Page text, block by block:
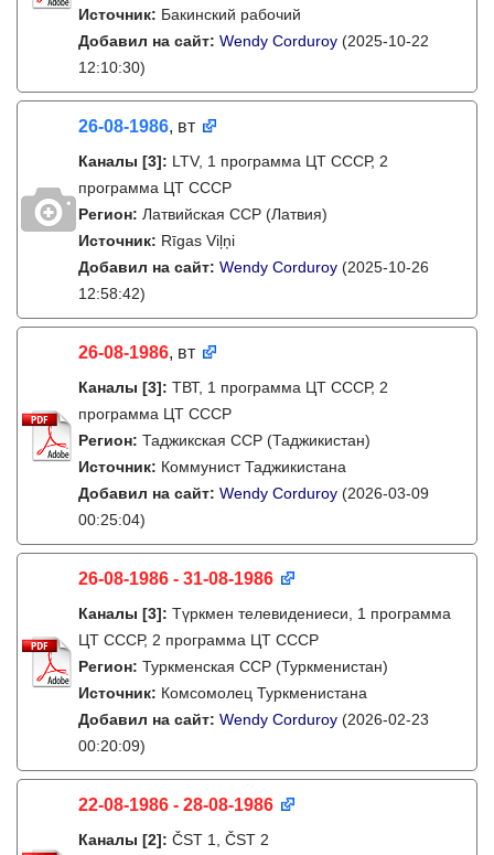
Источник: Бакинский рабочий
Добавил на сайт: Wendy Corduroy (2025-10-22
12:10:30)
26-08-1986, вт
Каналы [3]: LTV, 1 программа ЦТ СССР, 2
программа ЦТ СССР
Регион: Латвийская ССР (Латвия)
Источник: Rīgas Viļņi
Добавил на сайт: Wendy Corduroy (2025-10-26
12:58:42)
26-08-1986, вт
Каналы [3]: ТВТ, 1 программа ЦТ СССР, 2
программа ЦТ СССР
Регион: Таджикская ССР (Таджикистан)
Источник: Коммунист Таджикистана
Добавил на сайт: Wendy Corduroy (2026-03-09
00:25:04)
26-08-1986 - 31-08-1986
Каналы [3]: Түркмен телевидениеси, 1 программа
ЦТ СССР, 2 программа ЦТ СССР
Регион: Туркменская ССР (Туркменистан)
Источник: Комсомолец Туркменистана
Добавил на сайт: Wendy Corduroy (2026-02-23
00:20:09)
22-08-1986 - 28-08-1986
Каналы [2]: ČST 1, ČST 2